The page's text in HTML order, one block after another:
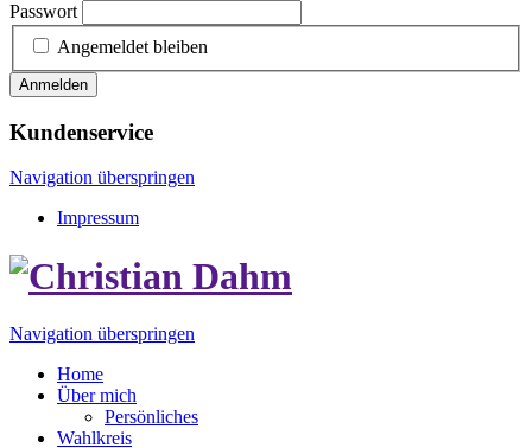
Passwort
Angemeldet bleiben
Anmelden
Kundenservice
Navigation überspringen
Impressum
Navigation überspringen
Home
Über mich
Persönliches
Wahlkreis